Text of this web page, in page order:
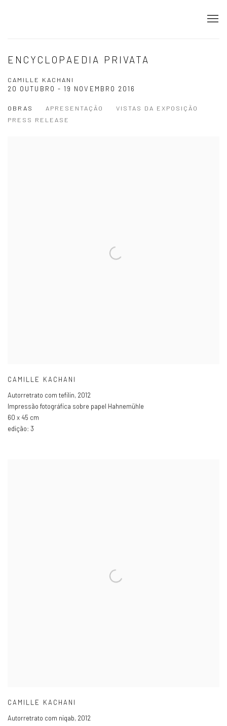
ENCYCLOPAEDIA PRIVATA
CAMILLE KACHANI
20 OUTUBRO - 19 NOVEMBRO 2016
OBRAS APRESENTAÇÃO
VISTAS DA EXPOSIÇÃO
PRESS RELEASE
CAMILLE KACHANI
Autorretrato com tefilin, 2012
Impressão fotográfica sobre papel Hahnemühle
60 x 45 cm
edição: 3
CAMILLE KACHANI
Autorretrato com niqab, 2012